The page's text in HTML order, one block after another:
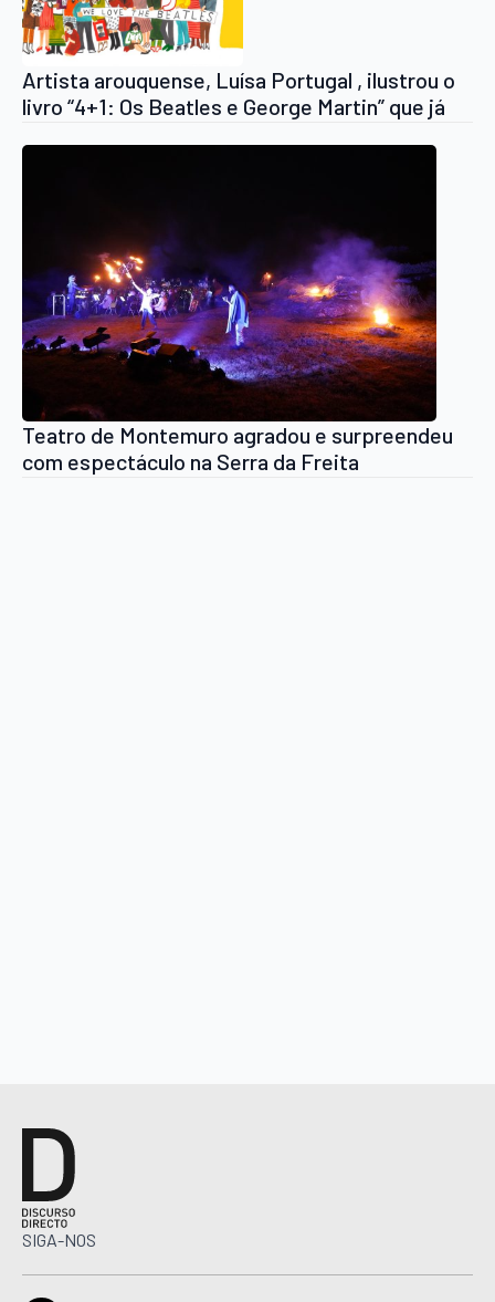
Artista arouquense, Luísa Portugal , ilustrou o
livro “4+1: Os Beatles e George Martin” que já
Teatro de Montemuro agradou e surpreendeu
com espectáculo na Serra da Freita
SIGA-NOS